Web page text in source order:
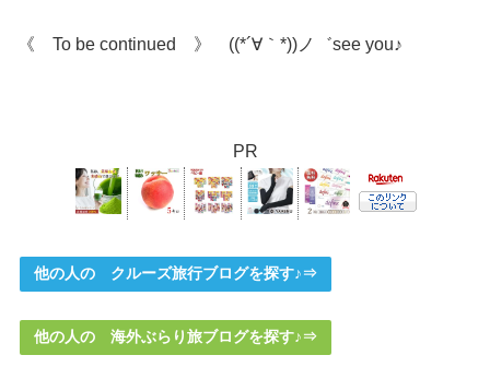
《 To be continued 》 ((*´∀｀*))ノ゛see you♪
PR
他の人の クルーズ旅行ブログを探す♪⇒
他の人の 海外ぶらり旅ブログを探す♪⇒